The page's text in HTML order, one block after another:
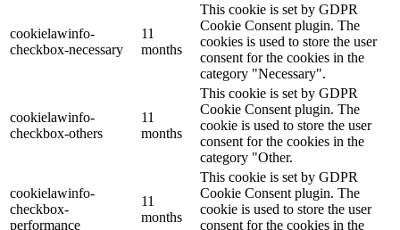
cookielawinfo-
checkbox-necessary
11
months
This cookie is set by GDPR
Cookie Consent plugin. The
cookies is used to store the user
consent for the cookies in the
category "Necessary".
cookielawinfo-
checkbox-others
11
months
This cookie is set by GDPR
Cookie Consent plugin. The
cookie is used to store the user
consent for the cookies in the
category "Other.
cookielawinfo-
checkbox-
performance
11
months
This cookie is set by GDPR
Cookie Consent plugin. The
cookie is used to store the user
consent for the cookies in the